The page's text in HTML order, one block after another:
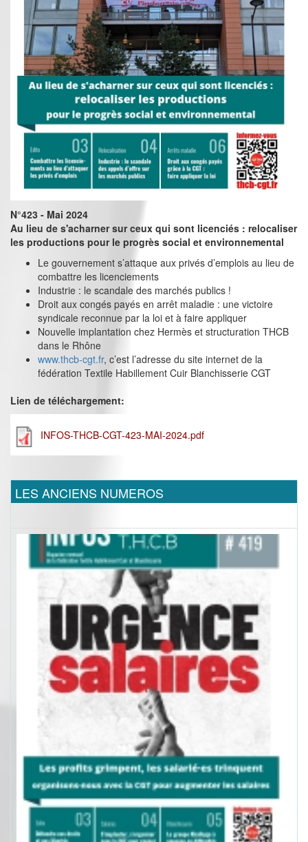
N°423 - Mai 2024
Au lieu de s'acharner sur ceux qui sont licenciés : relocaliser
les productions pour le progrès social et environnemental
Le gouvernement s’attaque aux privés d’emplois au lieu de
combattre les licenciements
Industrie : le scandale des marchés publics !
Droit aux congés payés en arrêt maladie : une victoire
syndicale reconnue par la loi et à faire appliquer
Nouvelle implantation chez Hermès et structuration THCB
dans le Rhône
www.thcb-cgt.fr, c’est l’adresse du site internet de la
fédération Textile Habillement Cuir Blanchisserie CGT
Lien de téléchargement:
INFOS-THCB-CGT-423-MAI-2024.pdf
LES ANCIENS NUMEROS